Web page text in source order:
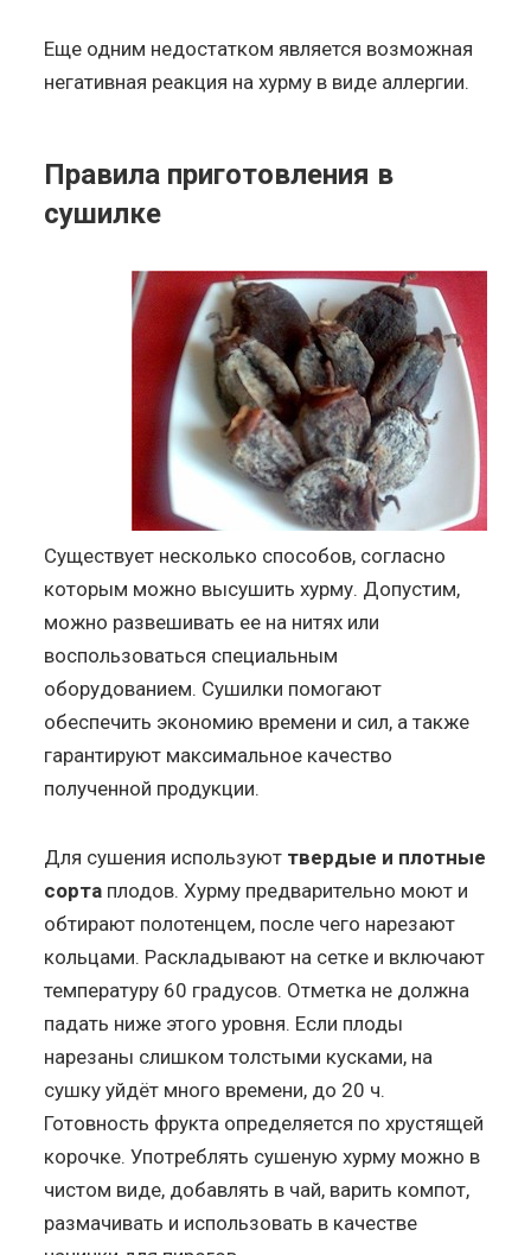
Еще одним недостатком является возможная
негативная реакция на хурму в виде аллергии.
Правила приготовления в
сушилке
Существует несколько способов, согласно
которым можно высушить хурму. Допустим,
можно развешивать ее на нитях или
воспользоваться специальным
оборудованием. Сушилки помогают
обеспечить экономию времени и сил, а также
гарантируют максимальное качество
полученной продукции.
Для сушения используют твердые и плотные
сорта плодов. Хурму предварительно моют и
обтирают полотенцем, после чего нарезают
кольцами. Раскладывают на сетке и включают
температуру 60 градусов. Отметка не должна
падать ниже этого уровня. Если плоды
нарезаны слишком толстыми кусками, на
сушку уйдёт много времени, до 20 ч.
Готовность фрукта определяется по хрустящей
корочке. Употреблять сушеную хурму можно в
чистом виде, добавлять в чай, варить компот,
размачивать и использовать в качестве